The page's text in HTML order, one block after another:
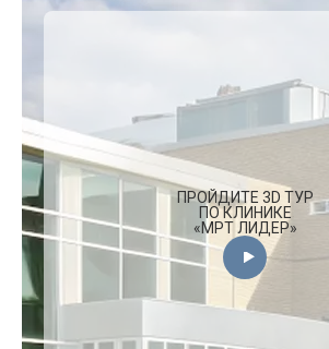
ПРОЙДИТЕ 3D ТУР
ПО КЛИНИКЕ
«МРТ ЛИДЕР»